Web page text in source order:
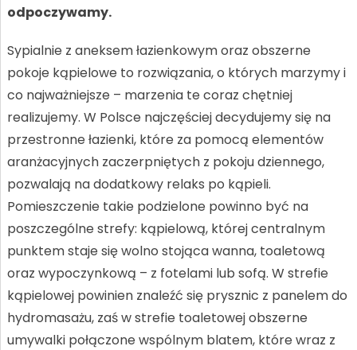
odpoczywamy.
Sypialnie z aneksem łazienkowym oraz obszerne
pokoje kąpielowe to rozwiązania, o których marzymy i
co najważniejsze – marzenia te coraz chętniej
realizujemy. W Polsce najczęściej decydujemy się na
przestronne łazienki, które za pomocą elementów
aranżacyjnych zaczerpniętych z pokoju dziennego,
pozwalają na dodatkowy relaks po kąpieli.
Pomieszczenie takie podzielone powinno być na
poszczególne strefy: kąpielową, której centralnym
punktem staje się wolno stojąca wanna, toaletową
oraz wypoczynkową – z fotelami lub sofą. W strefie
kąpielowej powinien znaleźć się prysznic z panelem do
hydromasażu, zaś w strefie toaletowej obszerne
umywalki połączone wspólnym blatem, które wraz z